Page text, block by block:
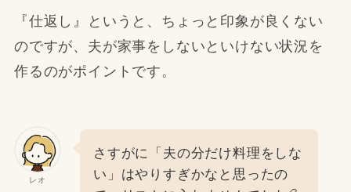
『仕返し』というと、ちょっと印象が良くない
のですが、夫が家事をしないといけない状況を
作るのがポイントです。
レオ
さすがに「夫の分だけ料理をしな
い」はやりすぎかなと思ったの